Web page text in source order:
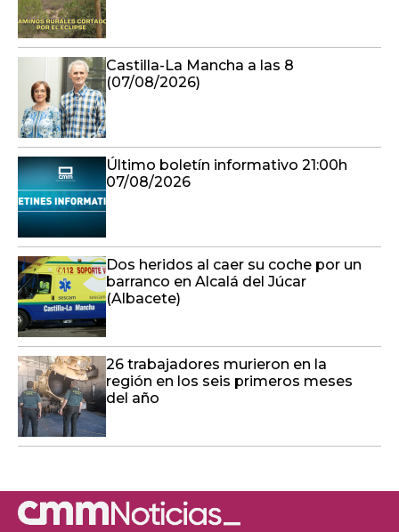
Castilla-La Mancha a las 8
(07/08/2026)
Último boletín informativo 21:00h
07/08/2026
Dos heridos al caer su coche por un
barranco en Alcalá del Júcar
(Albacete)
26 trabajadores murieron en la
región en los seis primeros meses
del año